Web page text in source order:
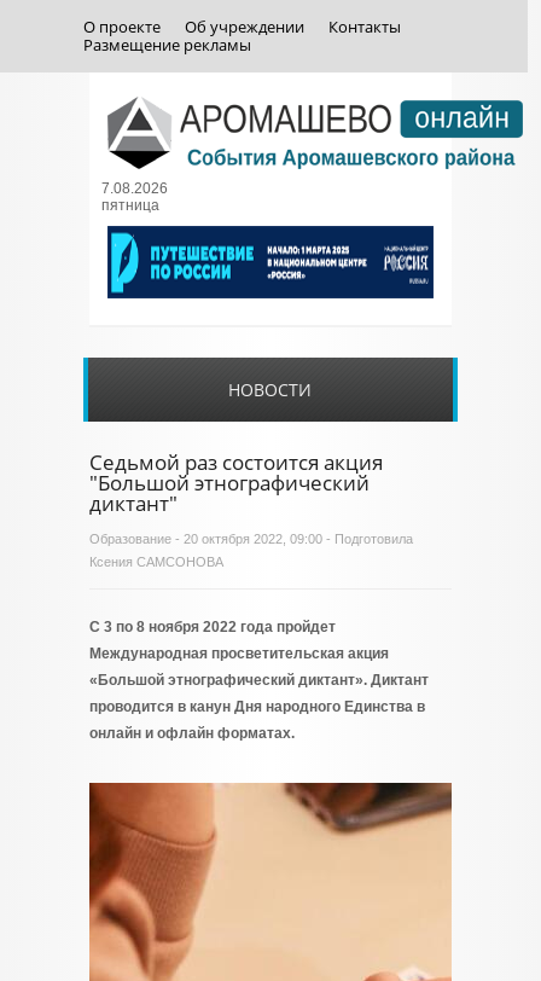
О проекте Об учреждении
Контакты
Размещение рекламы
7.08.2026
пятница
НОВОСТИ
Седьмой раз состоится акция
"Большой этнографический
диктант"
Образование - 20 октября 2022, 09:00 - Подготовила
Ксения САМСОНОВА
С 3 по 8 ноября 2022 года пройдет
Международная просветительская акция
«Большой этнографический диктант». Диктант
проводится в канун Дня народного Единства в
онлайн и офлайн форматах.